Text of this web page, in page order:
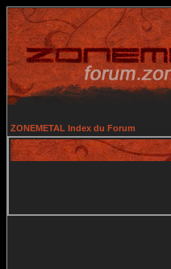
ZONEMETAL Index du Forum